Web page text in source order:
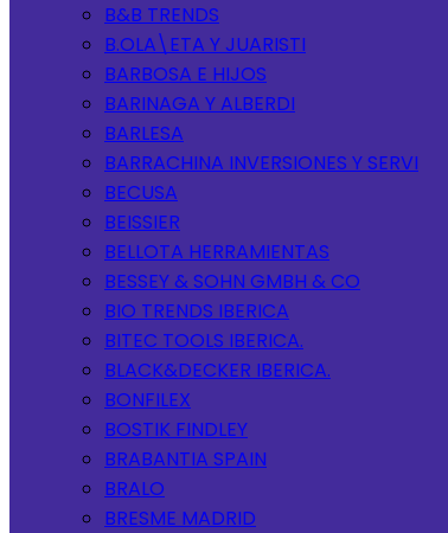
B&B TRENDS
B.OLA\ETA Y JUARISTI
BARBOSA E HIJOS
BARINAGA Y ALBERDI
BARLESA
BARRACHINA INVERSIONES Y SERVI
BECUSA
BEISSIER
BELLOTA HERRAMIENTAS
BESSEY & SOHN GMBH & CO
BIO TRENDS IBERICA
BITEC TOOLS IBERICA.
BLACK&DECKER IBERICA.
BONFILEX
BOSTIK FINDLEY
BRABANTIA SPAIN
BRALO
BRESME MADRID